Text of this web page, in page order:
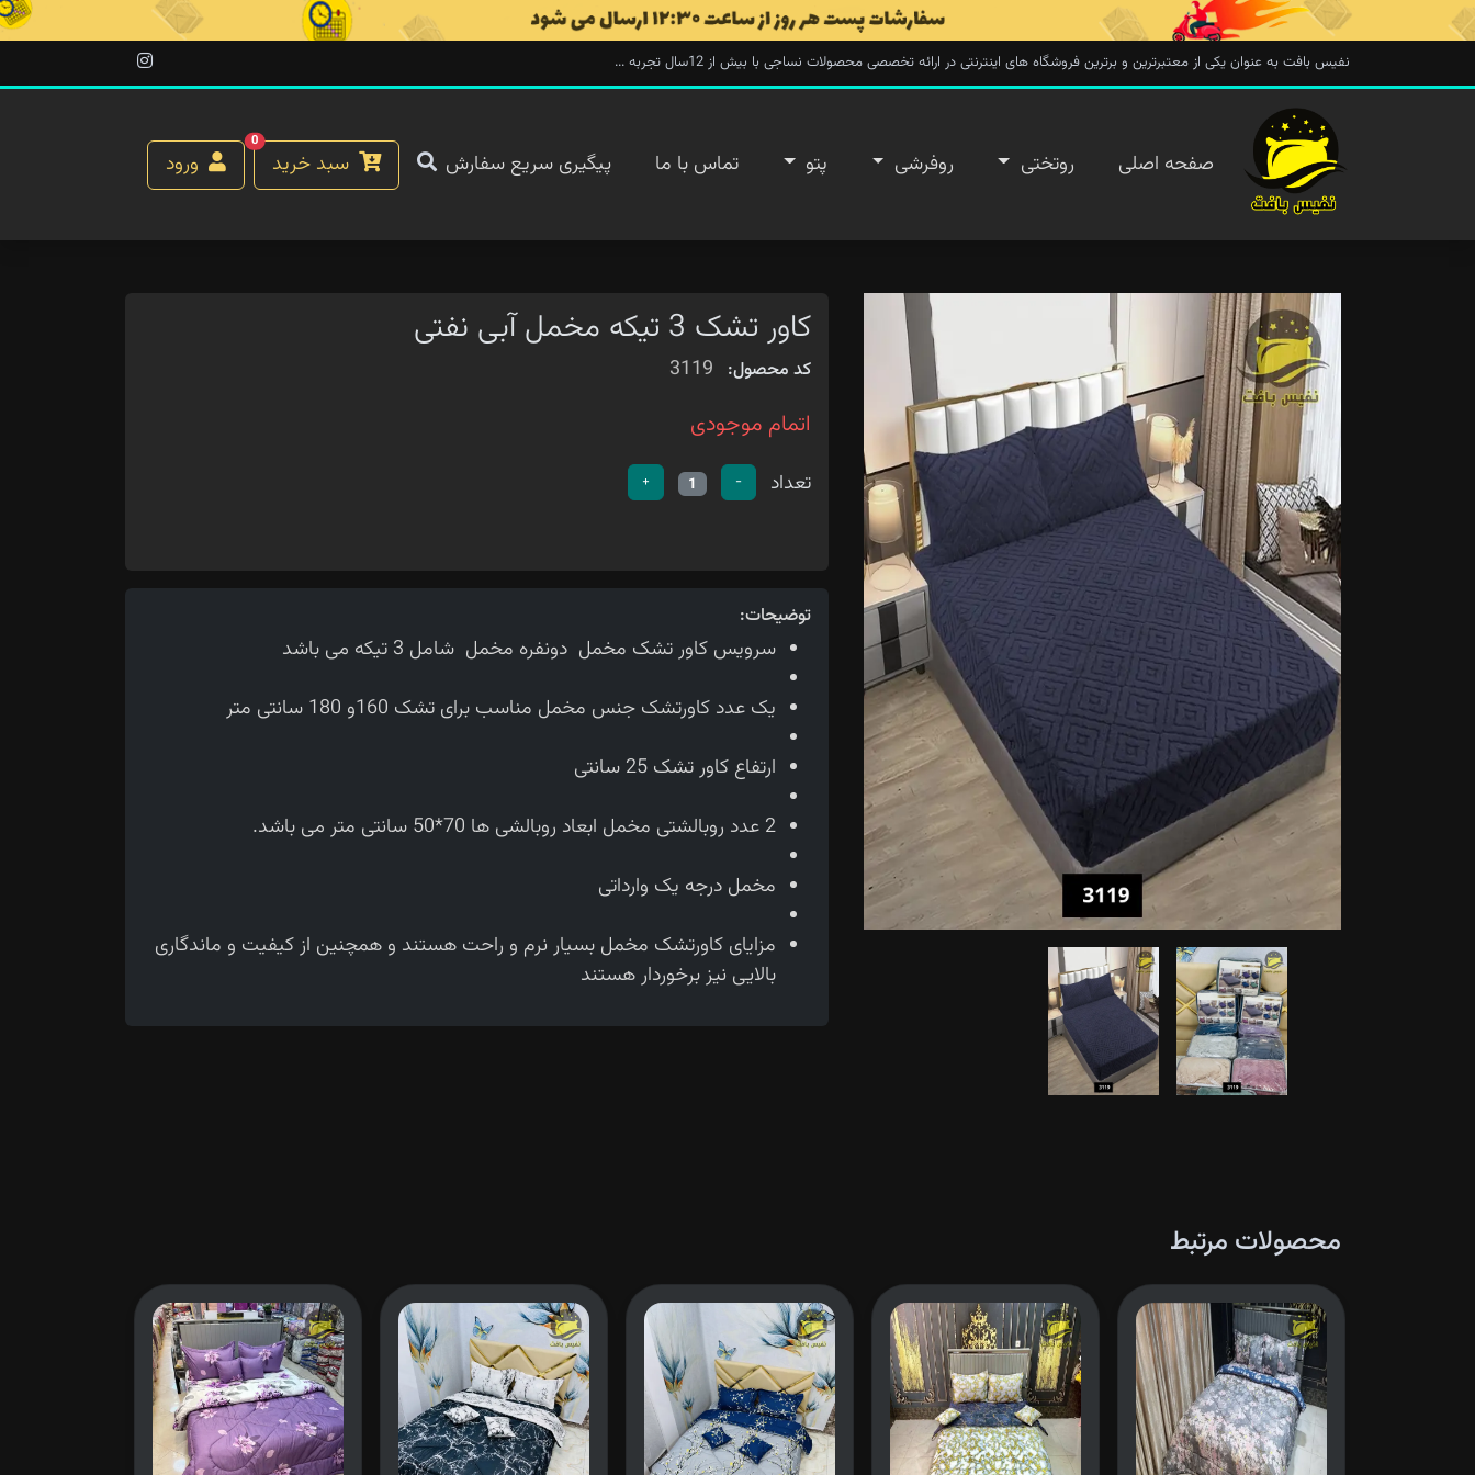
نفیس بافت به عنوان یکی از معتبرترین و برترین فروشگاه های اینترنتی در ارائه تخصصی محصولات نساجی با بیش از 12سال تجربه ...
صفحه اصلی روتختی روفرشی پتو تماس با ما پیگیری سریع سفارش سبد خرید
0
ورود
کاور تشک 3 تیکه مخمل آبی نفتی
کد محصول: 3119
اتمام موجودی
تعداد -
1
+
توضیحات:
سرویس کاور تشک مخمل دونفره مخمل شامل 3 تیکه می باشد
یک عدد کاورتشک جنس مخمل مناسب برای تشک 160و 180 سانتی متر
ارتفاع کاور تشک 25 سانتی
2 عدد روبالشتی مخمل ابعاد روبالشی ها 70*50 سانتی متر می باشد.
مخمل درجه یک وارداتی
مزایای کاورتشک مخمل بسیار نرم و راحت هستند و همچنین از کیفیت و ماندگاری
بالایی نیز برخوردار هستند
محصولات مرتبط